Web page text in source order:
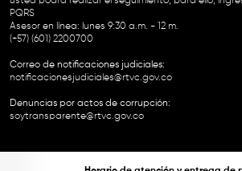
PQRS
Asesor en línea: lunes 9:30 a.m. - 12 m.
(+57) (601) 2200700
Correo de notificaciones judiciales:
notificacionesjudiciales@rtvc.gov.co
Denuncias por actos de corrupción:
soytransparente@rtvc.gov.co